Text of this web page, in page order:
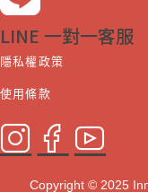
LINE 一對一客服
隱私權政策
使用條款
Copyright © 2025